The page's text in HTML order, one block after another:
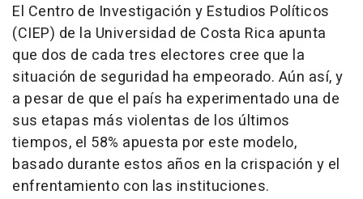
El Centro de Investigación y Estudios Políticos
(CIEP) de la Universidad de Costa Rica apunta
que dos de cada tres electores cree que la
situación de seguridad ha empeorado. Aún así, y
a pesar de que el país ha experimentado una de
sus etapas más violentas de los últimos
tiempos, el 58% apuesta por este modelo,
basado durante estos años en la crispación y el
enfrentamiento con las instituciones.